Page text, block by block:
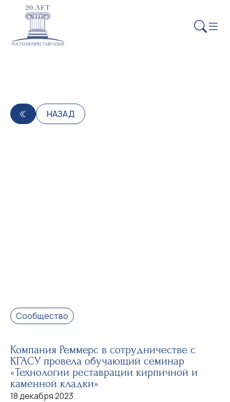
НАЗАД
Сообщество
Компания Реммерс в сотрудничестве с
КГАСУ провела обучающий семинар
«Технологии реставрации кирпичной и
каменной кладки»
18 декабря 2023